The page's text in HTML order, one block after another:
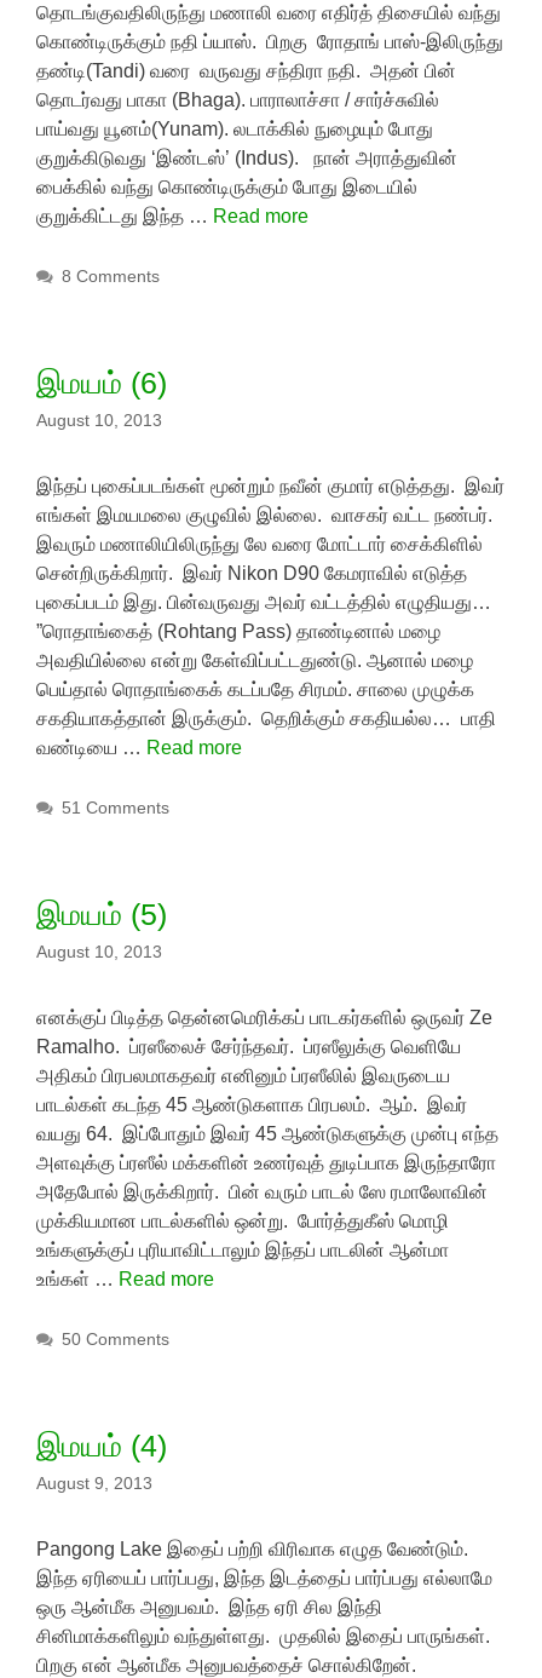
தொடங்குவதிலிருந்து மணாலி வரை எதிர்த் திசையில் வந்து
கொண்டிருக்கும் நதி ப்யாஸ். பிறகு ரோதாங் பாஸ்-இலிருந்து
தண்டி(Tandi) வரை வருவது சந்திரா நதி. அதன் பின்
தொடர்வது பாகா (Bhaga). பாராலாச்சா / சார்ச்சுவில்
பாய்வது யூனம்(Yunam). லடாக்கில் நுழையும் போது
குறுக்கிடுவது ‘இண்டஸ்’ (Indus). நான் அராத்துவின்
பைக்கில் வந்து கொண்டிருக்கும் போது இடையில்
குறுக்கிட்டது இந்த … Read more
8 Comments
இமயம் (6)
August 10, 2013
இந்தப் புகைப்படங்கள் மூன்றும் நவீன் குமார் எடுத்தது. இவர்
எங்கள் இமயமலை குழுவில் இல்லை. வாசகர் வட்ட நண்பர்.
இவரும் மணாலியிலிருந்து லே வரை மோட்டார் சைக்கிளில்
சென்றிருக்கிறார். இவர் Nikon D90 கேமராவில் எடுத்த
புகைப்படம் இது. பின்வருவது அவர் வட்டத்தில் எழுதியது…
”ரொதாங்கைத் (Rohtang Pass) தாண்டினால் மழை
அவதியில்லை என்று கேள்விப்பட்டதுண்டு. ஆனால் மழை
பெய்தால் ரொதாங்கைக் கடப்பதே சிரமம். சாலை முழுக்க
சகதியாகத்தான் இருக்கும். தெறிக்கும் சகதியல்ல… பாதி
வண்டியை … Read more
51 Comments
இமயம் (5)
August 10, 2013
எனக்குப் பிடித்த தென்னமெரிக்கப் பாடகர்களில் ஒருவர் Ze
Ramalho. ப்ரஸீலைச் சேர்ந்தவர். ப்ரஸீலுக்கு வெளியே
அதிகம் பிரபலமாகதவர் எனினும் ப்ரஸீலில் இவருடைய
பாடல்கள் கடந்த 45 ஆண்டுகளாக பிரபலம். ஆம். இவர்
வயது 64. இப்போதும் இவர் 45 ஆண்டுகளுக்கு முன்பு எந்த
அளவுக்கு ப்ரஸீல் மக்களின் உணர்வுத் துடிப்பாக இருந்தாரோ
அதேபோல் இருக்கிறார். பின் வரும் பாடல் ஸே ரமாலோவின்
முக்கியமான பாடல்களில் ஒன்று. போர்த்துகீஸ் மொழி
உங்களுக்குப் புரியாவிட்டாலும் இந்தப் பாடலின் ஆன்மா
உங்கள் … Read more
50 Comments
இமயம் (4)
August 9, 2013
Pangong Lake இதைப் பற்றி விரிவாக எழுத வேண்டும்.
இந்த ஏரியைப் பார்ப்பது, இந்த இடத்தைப் பார்ப்பது எல்லாமே
ஒரு ஆன்மீக அனுபவம். இந்த ஏரி சில இந்தி
சினிமாக்களிலும் வந்துள்ளது. முதலில் இதைப் பாருங்கள்.
பிறகு என் ஆன்மீக அனுபவத்தைச் சொல்கிறேன்.